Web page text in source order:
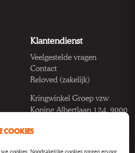
Klantendienst
Veelgestelde vragen
Contact
Reloved (zakelijk)
Kringwinkel Groep vzw
Koning Albertlaan 124, 9000
BTW BE 1033.922.208
COOKIES
cookies. Noodzakelijke cookies zorgen ervoor